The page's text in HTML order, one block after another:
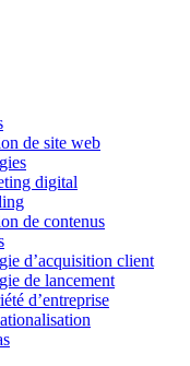
de site web
digital
de contenus
d’acquisition client
de lancement
d’entreprise